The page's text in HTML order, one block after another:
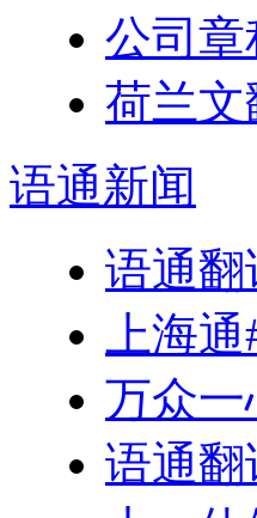
公司
荷兰
语通新闻
语通
上海
万众
语通